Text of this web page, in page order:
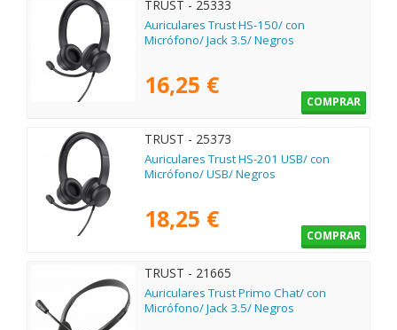
TRUST - 25333
Auriculares Trust HS-150/ con
Micrófono/ Jack 3.5/ Negros
16,25 €
COMPRAR
TRUST - 25373
Auriculares Trust HS-201 USB/ con
Micrófono/ USB/ Negros
18,25 €
COMPRAR
TRUST - 21665
Auriculares Trust Primo Chat/ con
Micrófono/ Jack 3.5/ Negros